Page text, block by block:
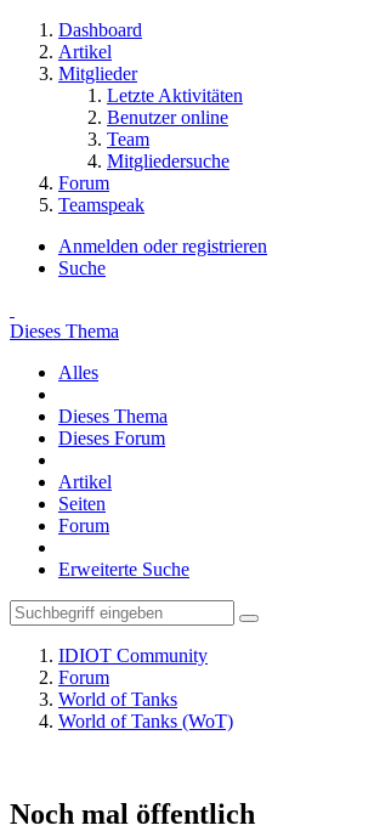
Dashboard
Artikel
Mitglieder
Letzte Aktivitäten
Benutzer online
Team
Mitgliedersuche
Forum
Teamspeak
Anmelden oder registrieren
Suche
Dieses Thema
Alles
Dieses Thema
Dieses Forum
Artikel
Seiten
Forum
Erweiterte Suche
IDIOT Community
Forum
World of Tanks
World of Tanks (WoT)
Noch mal öffentlich